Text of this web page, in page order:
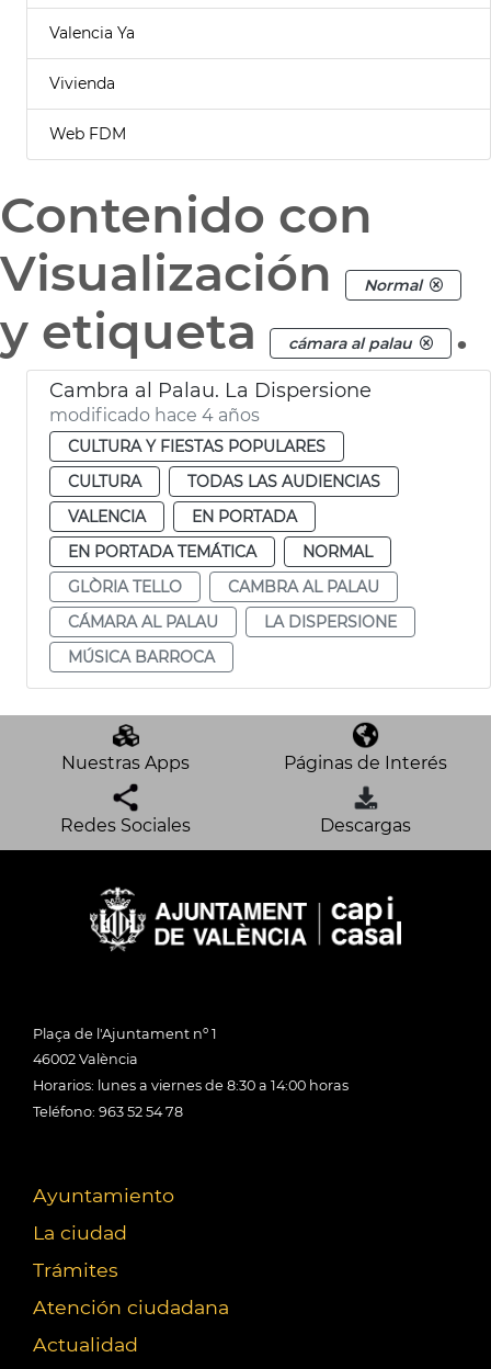
Valencia Ya
Vivienda
Web FDM
Contenido con
Visualización
Normal
y etiqueta cámara al palau .
Cambra al Palau. La Dispersione
modificado hace 4 años
CULTURA Y FIESTAS POPULARES
CULTURA
TODAS LAS AUDIENCIAS
VALENCIA
EN PORTADA
EN PORTADA TEMÁTICA
NORMAL
GLÒRIA TELLO
CAMBRA AL PALAU
CÁMARA AL PALAU
LA DISPERSIONE
MÚSICA BARROCA
Nuestras Apps Páginas de Interés
Redes Sociales Descargas
Plaça de l'Ajuntament nº 1
46002 València
Horarios: lunes a viernes de 8:30 a 14:00 horas
Teléfono: 963 52 54 78
Ayuntamiento
La ciudad
Trámites
Atención ciudadana
Actualidad